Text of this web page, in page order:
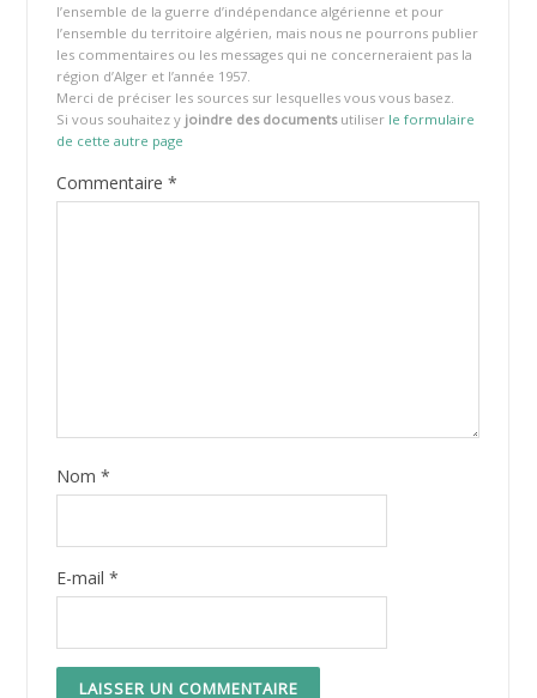
l’ensemble de la guerre d’indépendance algérienne et pour
l’ensemble du territoire algérien, mais nous ne pourrons publier
les commentaires ou les messages qui ne concerneraient pas la
région d’Alger et l’année 1957.
Merci de préciser les sources sur lesquelles vous vous basez.
Si vous souhaitez y joindre des documentsutiliser le formulaire
de cette autre page
Commentaire *
Nom *
E-mail *